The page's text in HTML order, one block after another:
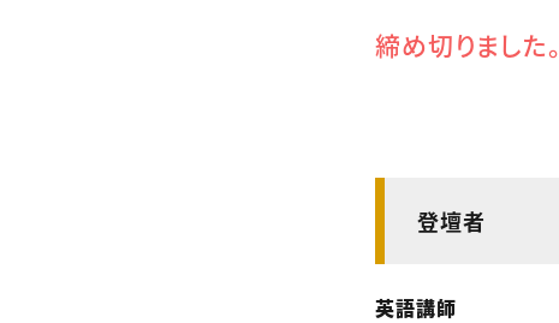
締め切りました。
登壇者
英語講師